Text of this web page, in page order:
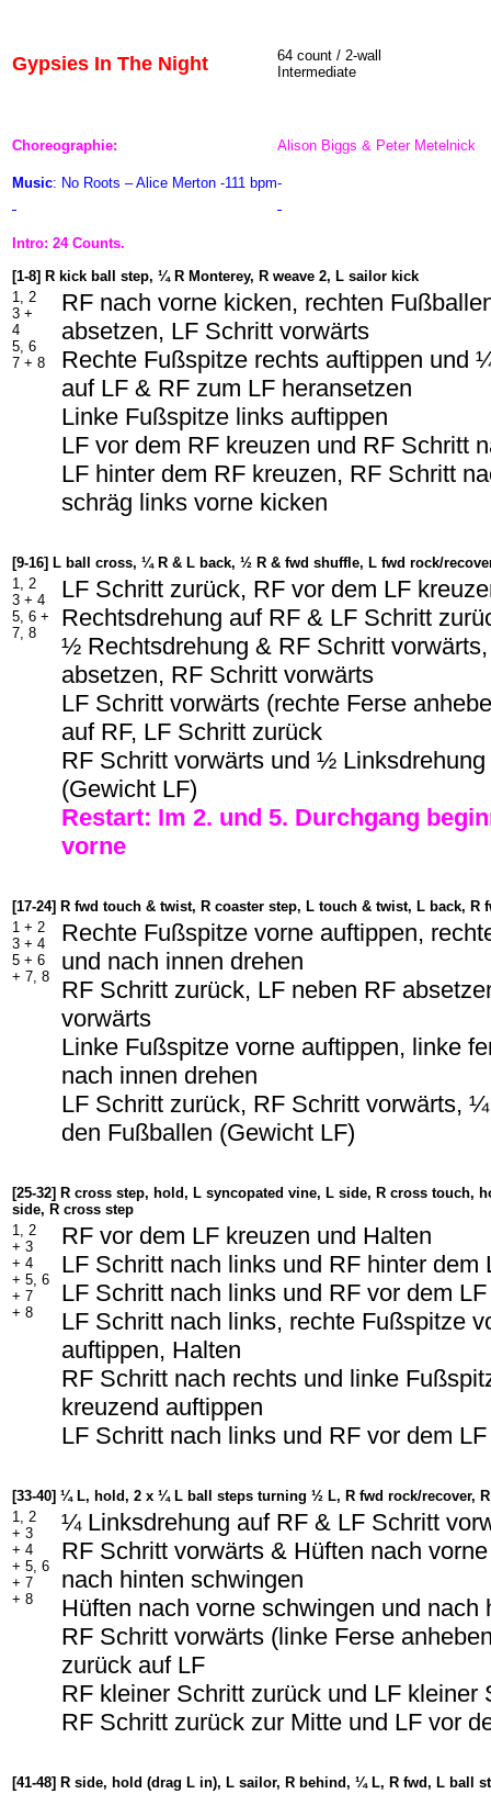
Gypsies In The Night
64 count / 2-wall
Intermediate
Choreographie: Alison Biggs & Peter Metelnick
Music: No Roots – Alice Merton -111 bpm-
Intro: 24 Counts.
[1-8] R kick ball step, ¼ R Monterey, R weave 2, L sailor kick
1, 2
3 +
4
5, 6
7 + 8
RF nach vorne kicken, rechten
absetzen, LF Schritt vorwärts
Rechte Fußspitze rechts auftippen und
auf LF & RF zum LF heransetzen
Linke Fußspitze links auftippen
LF vor dem RF kreuzen und RF Schritt
LF hinter dem RF kreuzen, RF Schritt
schräg links vorne kicken
[9-16] L ball cross, ¼ R & L back, ½ R & fwd shuffle, L fwd rock/
1, 2
3 + 4
5, 6 +
7, 8
LF Schritt zurück, RF vor dem LF
Rechtsdrehung auf RF & LF Schritt
½ Rechtsdrehung & RF Schritt
absetzen, RF Schritt vorwärts
LF Schritt vorwärts (rechte Ferse
auf RF, LF Schritt zurück
RF Schritt vorwärts und ½
(Gewicht LF)
Restart: Im 2. und 5. Durchgang
vorne
[17-24] R fwd touch & twist, R coaster step, L touch & twist, L back,
1 + 2
3 + 4
5 + 6
+ 7, 8
Rechte Fußspitze vorne auftippen,
und nach innen drehen
RF Schritt zurück, LF neben RF
vorwärts
Linke Fußspitze vorne auftippen, linke
nach innen drehen
LF Schritt zurück, RF Schritt vorwärts,
den Fußballen (Gewicht LF)
[25-32] R cross step, hold, L syncopated vine, L side, R cross touch,
side, R cross step
1, 2
+ 3
+ 4
+ 5, 6
+ 7
+ 8
RF vor dem LF kreuzen und Halten
LF Schritt nach links und RF hinter dem
LF Schritt nach links und RF vor dem
LF Schritt nach links, rechte Fußspitze
auftippen, Halten
RF Schritt nach rechts und linke
kreuzend auftippen
LF Schritt nach links und RF vor dem
[33-40] ¼ L, hold, 2 x ¼ L ball steps turning ½ L, R fwd rock/recover,
1, 2
+ 3
+ 4
+ 5, 6
+ 7
+ 8
¼ Linksdrehung auf RF & LF Schritt
RF Schritt vorwärts & Hüften nach
nach hinten schwingen
Hüften nach vorne schwingen und nach
RF Schritt vorwärts (linke Ferse
zurück auf LF
RF kleiner Schritt zurück und LF kleiner
RF Schritt zurück zur Mitte und LF vor
[41-48] R side, hold (drag L in), L sailor, R behind, ¼ L, R fwd, L ball